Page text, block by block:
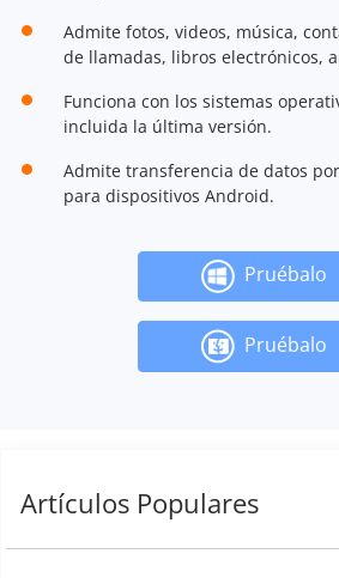
Admite fotos, videos, música,
de llamadas, libros electrónicos,
Funciona con los sistemas
incluida la última versión.
Admite transferencia de datos
para dispositivos Android.
Pruébalo
Pruébalo
Artículos Populares